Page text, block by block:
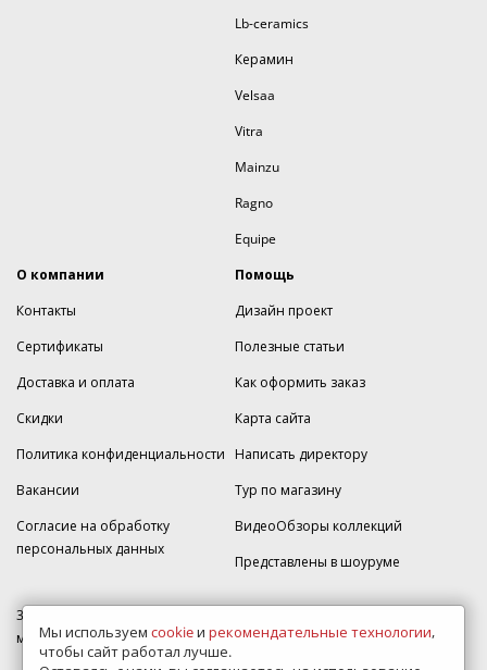
Lb-ceramics
Керамин
Velsaa
Vitra
Mainzu
Ragno
Equipe
О компании
Контакты
Сертификаты
Доставка и оплата
Скидки
Политика конфиденциальности
Вакансии
Согласие на обработку
персональных данных
Помощь
Дизайн проект
Полезные статьи
Как оформить заказ
Карта сайта
Написать директору
Тур по магазину
ВидеоОбзоры коллекций
Представлены в шоуруме
350005, г. Краснодар, Прикубанский округ, ул.Кореновская, дом 49,
магазин Плитка-SDVK.
Мы используем cookieи рекомендательные технологии,
чтобы сайт работал лучше.